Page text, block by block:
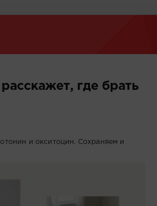
где брать
и окситоцин. Сохраняем и